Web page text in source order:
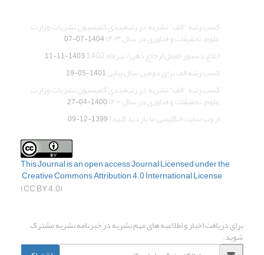
کسب رتبه "الف" نشریه در رتبه‌بندی کمیسیون نشریات وزارت
علوم، تحقیقات و فناوری در سال ۱۴۰۳ 1404-07-07
ابلاغ دستور العمل ارجاع دهی/ تیرماه 1402 1403-11-11
کسب رتبه الف برای دومین سال پیاپی1401-05-19
کسب رتبه "الف" نشریه در رتبه‌بندی کمیسیون نشریات وزارت
علوم، تحقیقات و فناوری در سال ۱۴۰۰ 1400-04-27
از وب سایت انگلیسی ما بازدید کنید!1399-12-09
This Journal is an open access Journal Licensedunder the
Creative Commons Attribution 4.0 International License
(CC BY 4.0)
برای دریافت اخبار و اطلاعیه های مهم نشریه در خبرنامه نشریه مشترک
شوید.